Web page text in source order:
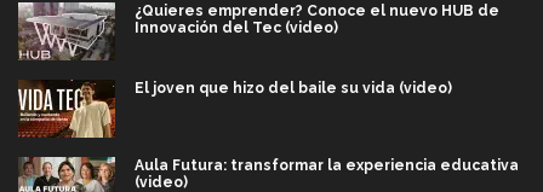
¿Quieres emprender? Conoce el nuevo HUB de
Innovación del Tec (video)
El joven que hizo del baile su vida (video)
Aula Futura: transformar la experiencia educativa
(video)